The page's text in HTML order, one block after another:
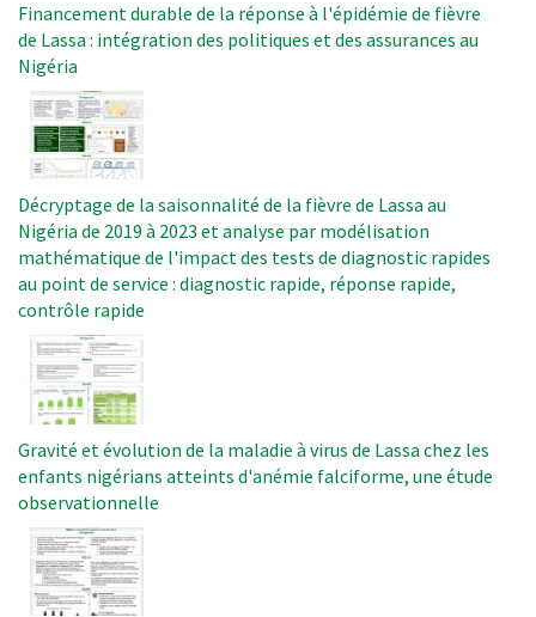
Financement durable de la réponse à l'épidémie de fièvre
de Lassa : intégration des politiques et des assurances au
Nigéria
Image
Décryptage de la saisonnalité de la fièvre de Lassa au
Nigéria de 2019 à 2023 et analyse par modélisation
mathématique de l'impact des tests de diagnostic rapides
au point de service : diagnostic rapide, réponse rapide,
contrôle rapide
Image
Gravité et évolution de la maladie à virus de Lassa chez les
enfants nigérians atteints d'anémie falciforme, une étude
observationnelle
Image